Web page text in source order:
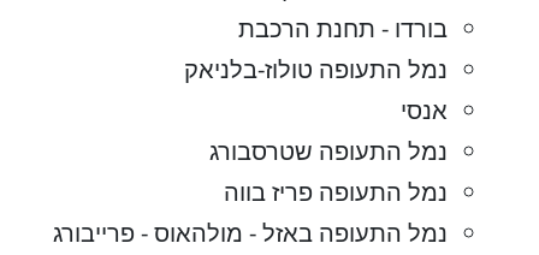
בורדו - תחנת הרכבת
נמל התעופה טולוז-בלניאק
אנסי
נמל התעופה שטרסבורג
נמל התעופה פריז בווה
נמל התעופה באזל - מולהאוס - פרייבורג